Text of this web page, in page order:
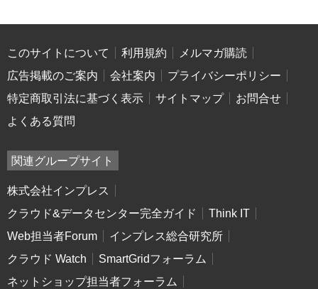
このサイトについて 利用規約
メルマガ購読
広告掲載のご案内
会社案内
プライバシーポリシー
特定商取引法に基づく表示
サイトマップ
お問合せ
よくある質問
関連グループサイト
株式会社インプレス
クラウド&データセンター完全ガイド
Think IT
Web担当者Forum
インプレス総合研究所
クラウド Watch
SmartGridフォーラム
ネットショップ担当者フォーラム